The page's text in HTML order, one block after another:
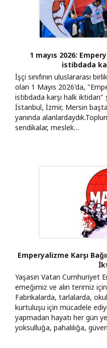
1 mayıs 2026:
istibdada
İşçi sınıfının uluslararası
olan 1 Mayıs 2026'da,
istibdada karşı halk iktidarı"
İstanbul, İzmir, Mersin
yanında alanlardaydık.
sendikalar, meslek…
Emperyalizme Karşı
Yaşasın Vatan Cumhuriyet
emeğimiz ve alın terimiz
Fabrikalarda, tarlalarda,
kurtuluşu için mücadele
yapmadan hayatı her gün
yoksulluğa, pahalılığa,